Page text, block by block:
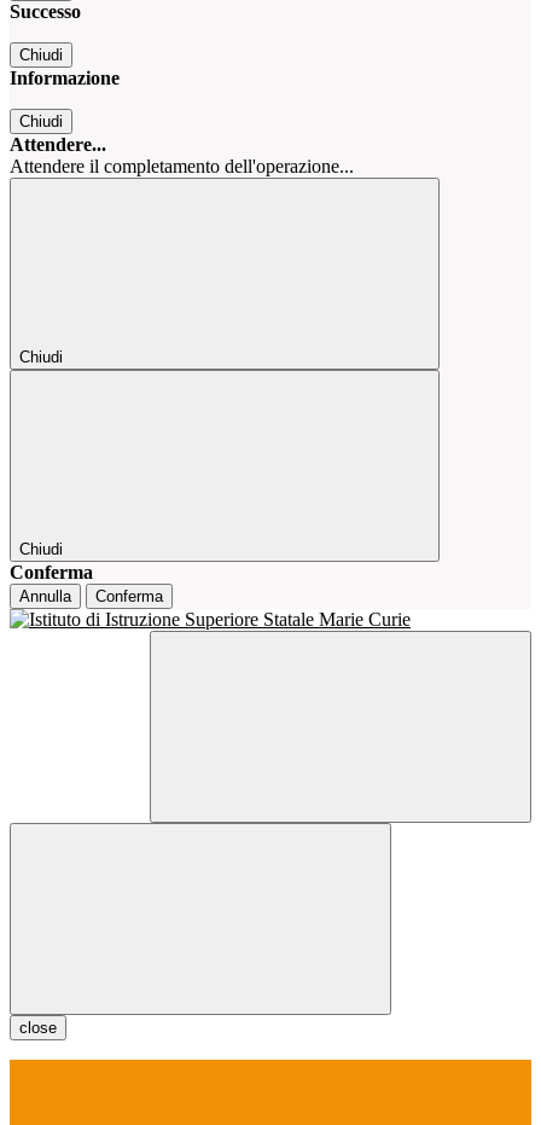
Successo
Chiudi
Informazione
Chiudi
Attendere...
Attendere il completamento dell'operazione...
Chiudi
Chiudi
Conferma
Annulla Conferma
close